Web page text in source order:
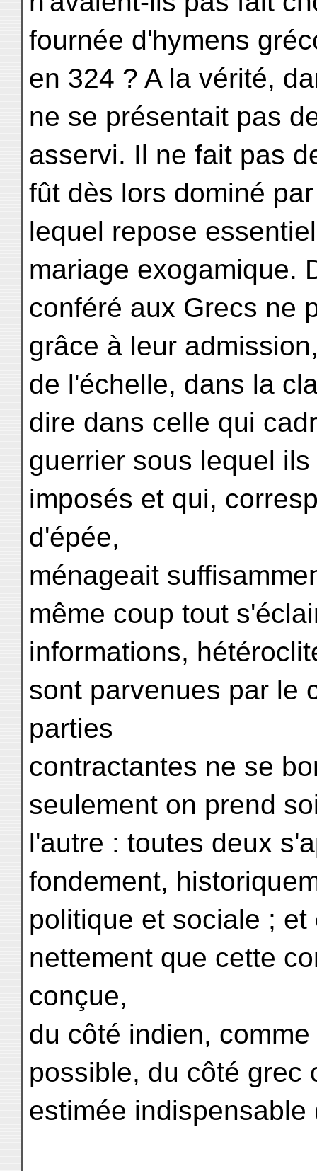
fournée d'hymens
en 324 ? A la vérité,
ne se présentait pas
asservi. Il ne fait pas
fût dès lors dominé
lequel repose
mariage exogamique.
conféré aux Grecs ne
grâce à leur
de l'échelle, dans la
dire dans celle qui
guerrier sous lequel
imposés et qui,
d'épée,
ménageait
même coup tout
informations,
sont parvenues par le
parties
contractantes ne se
seulement on prend
l'autre : toutes deux
fondement,
politique et sociale ;
nettement que cette
conçue,
du côté indien,
possible, du côté grec
estimée indispensable